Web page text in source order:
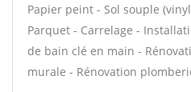
Papier peint - Sol souple
Parquet - Carrelage -
de bain clé en main -
murale - Rénovation